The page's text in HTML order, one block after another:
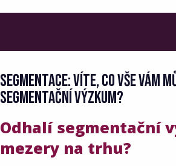
SEGMENTACE: VÍTE, CO VŠE VÁM
SEGMENTAČNÍ VÝZKUM?
Odhalí segmentační
mezery na trhu?